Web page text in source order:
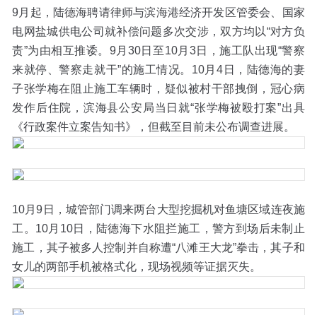
9月起，陆德海聘请律师与滨海港经济开发区管委会、国家
电网盐城供电公司就补偿问题多次交涉，双方均以“对方负
责”为由相互推诿。9月30日至10月3日，施工队出现“警察
来就停、警察走就干”的施工情况。10月4日，陆德海的妻
子张学梅在阻止施工车辆时，疑似被村干部拽倒，冠心病
发作后住院，滨海县公安局当日就“张学梅被殴打案”出具
《行政案件立案告知书》，但截至目前未公布调查进展。
10月9日，城管部门调来两台大型挖掘机对鱼塘区域连夜施
工。10月10日，陆德海下水阻拦施工，警方到场后未制止
施工，其子被多人控制并自称遭“八滩王大龙”拳击，其子和
女儿的两部手机被格式化，现场视频等证据灭失。